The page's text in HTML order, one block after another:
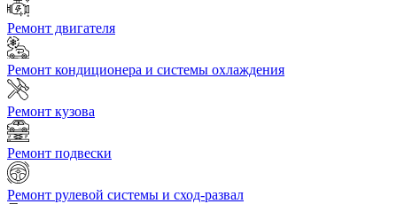
Ремонт двигателя
Ремонт кондиционера и системы охлаждения
Ремонт кузова
Ремонт подвески
Ремонт рулевой системы и сход-развал